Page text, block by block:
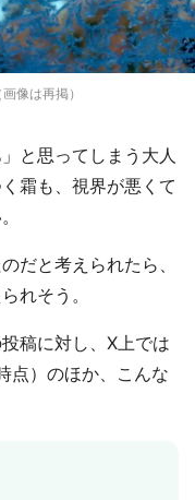
像は再掲）
と思ってしまう大人
霜も、視界が悪くて
だと考えられたら、
れそう。
稿に対し、X上では
点）のほか、こんな